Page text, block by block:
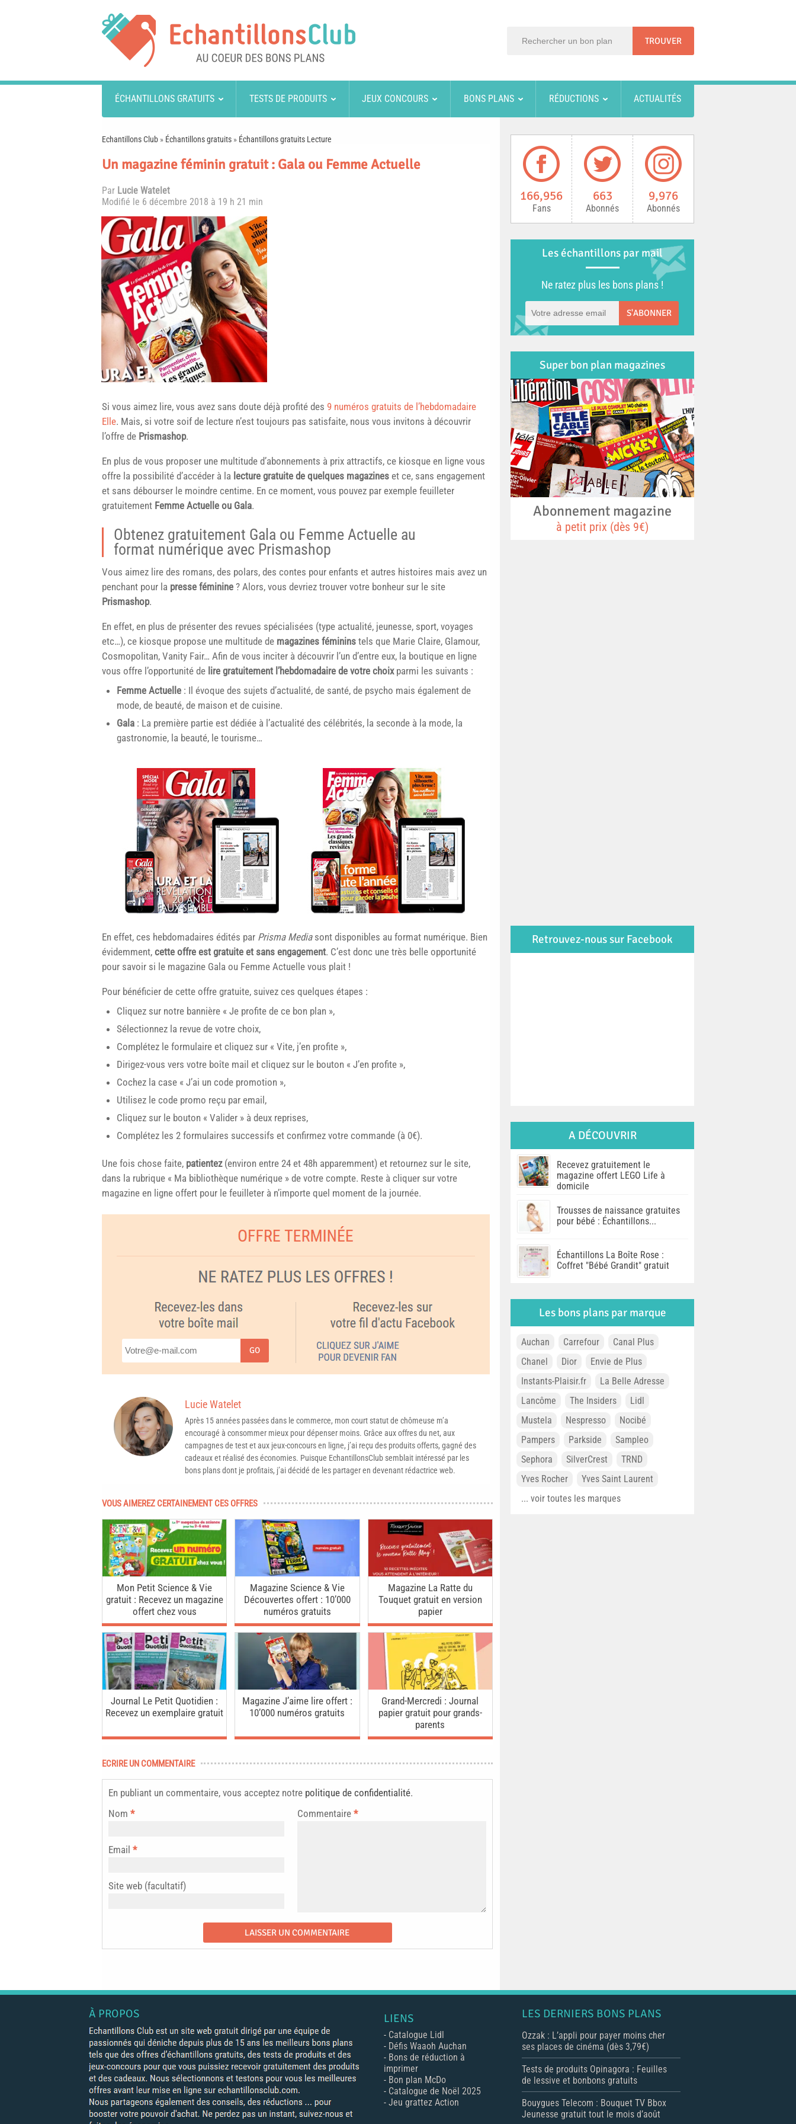
ÉCHANTILLONS GRATUITS TESTS DE PRODUITS JEUX CONCOURS BONS PLANS RÉDUCTIONS ACTUALITÉS
Echantillons Club » Échantillons gratuits » Échantillons gratuits Lecture
Un magazine féminin gratuit : Gala ou Femme Actuelle
Par Lucie Watelet
Modifié le 6 décembre 2018 à 19 h 21 min
Si vous aimez lire, vous avez sans doute déjà profité des 9 numéros gratuits de l’hebdomadaire
Elle. Mais, si votre soif de lecture n’est toujours pas satisfaite, nous vous invitons à découvrir
l’offre de Prismashop.
En plus de vous proposer une multitude d’abonnements à prix attractifs, ce kiosque en ligne vous
offre la possibilité d’accéder à la lecture gratuite de quelques magazines et ce, sans engagement
et sans débourser le moindre centime. En ce moment, vous pouvez par exemple feuilleter
gratuitement Femme Actuelle ou Gala.
Obtenez gratuitement Gala ou Femme Actuelle au
format numérique avec Prismashop
Vous aimez lire des romans, des polars, des contes pour enfants et autres histoires mais avez un
penchant pour la presse féminine ? Alors, vous devriez trouver votre bonheur sur le site
Prismashop.
En effet, en plus de présenter des revues spécialisées (type actualité, jeunesse, sport, voyages
etc…), ce kiosque propose une multitude de magazines féminins tels que Marie Claire, Glamour,
Cosmopolitan, Vanity Fair… Afin de vous inciter à découvrir l’un d’entre eux, la boutique en ligne
vous offre l’opportunité de lire gratuitement l’hebdomadaire de votre choixparmi les suivants :
Femme Actuelle : Il évoque des sujets d’actualité, de santé, de psycho mais également de
mode, de beauté, de maison et de cuisine.
Gala : La première partie est dédiée à l’actualité des célébrités, la seconde à la mode, la
gastronomie, la beauté, le tourisme…
En effet, ces hebdomadaires édités par Prisma Media sont disponibles au format numérique. Bien
évidemment, cette offre est gratuite et sans engagement. C’est donc une très belle opportunité
pour savoir si le magazine Gala ou Femme Actuelle vous plait !
Pour bénéficier de cette offre gratuite, suivez ces quelques étapes :
Cliquez sur notre bannière « Je profite de ce bon plan »,
Sélectionnez la revue de votre choix,
Complétez le formulaire et cliquez sur « Vite, j’en profite »,
Dirigez-vous vers votre boîte mail et cliquez sur le bouton « J’en profite »,
Cochez la case « J’ai un code promotion »,
Utilisez le code promo reçu par email,
Cliquez sur le bouton « Valider » à deux reprises,
Complétez les 2 formulaires successifs et confirmez votre commande (à 0€).
Une fois chose faite, patientez (environ entre 24 et 48h apparemment) et retournez sur le site,
dans la rubrique « Ma bibliothèque numérique » de votre compte. Reste à cliquer sur votre
magazine en ligne offert pour le feuilleter à n’importe quel moment de la journée.
GO
Lucie Watelet
Après 15 années passées dans le commerce, mon court statut de chômeuse m’a
encouragé à consommer mieux pour dépenser moins. Grâce aux offres du net, aux
campagnes de test et aux jeux-concours en ligne, j’ai reçu des produits offerts, gagné des
cadeaux et réalisé des économies. Puisque EchantillonsClub semblait intéressé par les
bons plans dont je profitais, j’ai décidé de les partager en devenant rédactrice web.
VOUS AIMEREZ CERTAINEMENT CES OFFRES
Mon Petit Science & Vie
gratuit : Recevez un magazine
offert chez vous
Magazine Science & Vie
Découvertes offert : 10’000
numéros gratuits
Magazine La Ratte du
Touquet gratuit en version
papier
Journal Le Petit Quotidien :
Recevez un exemplaire gratuit
Magazine J’aime lire offert :
10’000 numéros gratuits
Grand-Mercredi : Journal
papier gratuit pour grands-
parents
ECRIRE UN COMMENTAIRE
En publiant un commentaire, vous acceptez notre politique de confidentialité.
Commentaire *
Nom *
Email *
Site web (facultatif)
166,956
Fans
663
Abonnés
9,976
Abonnés
Les échantillons par mail
Ne ratez plus les bons plans !
S'ABONNER
Super bon plan magazines
Abonnement magazine
à petit prix (dès 9€)
Retrouvez-nous sur Facebook
A DÉCOUVRIR
Recevez gratuitement le
magazine offert LEGO Life à
domicile
Trousses de naissance gratuites
pour bébé : Échantillons...
Échantillons La Boîte Rose :
Coffret "Bébé Grandit" gratuit
Les bons plans par marque
Auchan Carrefour
Canal Plus
Chanel
Dior
Envie de Plus
Instants-Plaisir.fr
La Belle Adresse
Lancôme
The Insiders
Lidl
Mustela
Nespresso
Nocibé
Pampers
Parkside
Sampleo
Sephora
SilverCrest
TRND
Yves Rocher
Yves Saint Laurent
... voir toutes les marques
À PROPOS LIENS
- Catalogue Lidl
- Défis Waaoh Auchan
- Bons de réduction à
imprimer
- Bon plan McDo
- Catalogue de Noël 2025
- Jeu grattez Action
LES DERNIERS BONS PLANS
Ozzak : L’appli pour payer moins cher
ses places de cinéma (dès 3,79€)
Tests de produits Opinagora : Feuilles
de lessive et bonbons gratuits
Bouygues Telecom : Bouquet TV Bbox
Jeunesse gratuit tout le mois d’août